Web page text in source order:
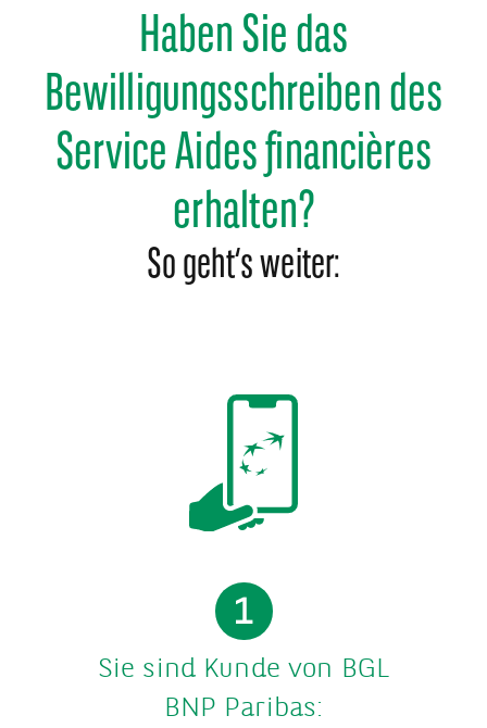
Haben Sie das
Bewilligungsschreiben des
Service Aides financières
erhalten?
So geht‘s weiter:
1
Sie sind Kunde von BGL
BNP Paribas: